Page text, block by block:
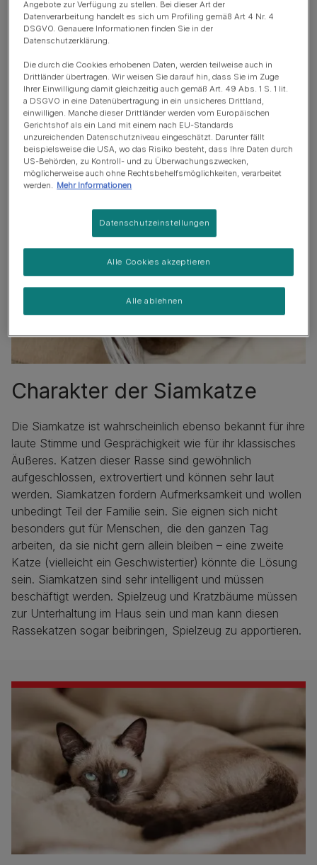
Wohnungskatze mit begrenztem Zugang nach draußen
Benötigt Eingewöhnungszeit mit Kindern
Gilt im Allgemeinen als gesunde Rasse
Charakter der Siamkatze
Die Siamkatze ist wahrscheinlich ebenso bekannt für ihre
laute Stimme und Gesprächigkeit wie für ihr klassisches
Äußeres. Katzen dieser Rasse sind gewöhnlich
aufgeschlossen, extrovertiert und können sehr laut
werden. Siamkatzen fordern Aufmerksamkeit und wollen
unbedingt Teil der Familie sein. Sie eignen sich nicht
besonders gut für Menschen, die den ganzen Tag
arbeiten, da sie nicht gern allein bleiben – eine zweite
Katze (vielleicht ein Geschwistertier) könnte die Lösung
sein. Siamkatzen sind sehr intelligent und müssen
beschäftigt werden. Spielzeug und Kratzbäume müssen
zur Unterhaltung im Haus sein und man kann diesen
Rassekatzen sogar beibringen, Spielzeug zu apportieren.
Angebote zur Verfügung zu stellen. Bei dieser Art der
Datenverarbeitung handelt es sich um Profiling gemäß Art 4 Nr. 4
DSGVO. Genauere Informationen finden Sie in der
Datenschutzerklärung.
Die durch die Cookies erhobenen Daten, werden teilweise auch in
Drittländer übertragen. Wir weisen Sie darauf hin, dass Sie im Zuge
Ihrer Einwilligung damit gleichzeitig auch gemäß Art. 49 Abs. 1 S. 1 lit.
a DSGVO in eine Datenübertragung in ein unsicheres Drittland,
einwilligen. Manche dieser Drittländer werden vom Europäischen
Gerichtshof als ein Land mit einem nach EU-Standards
unzureichenden Datenschutzniveau eingeschätzt. Darunter fällt
beispielsweise die USA, wo das Risiko besteht, dass Ihre Daten durch
US-Behörden, zu Kontroll- und zu Überwachungszwecken,
möglicherweise auch ohne Rechtsbehelfsmöglichkeiten, verarbeitet
werden. Mehr Informationen
Datenschutzeinstellungen
Alle ablehnen
Alle Cookies akzeptieren